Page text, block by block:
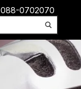
088-0702070